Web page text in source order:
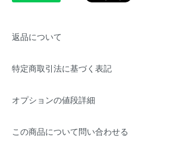
返品について
特定商取引法に基づく表記
オプションの値段詳細
この商品について問い合わせる